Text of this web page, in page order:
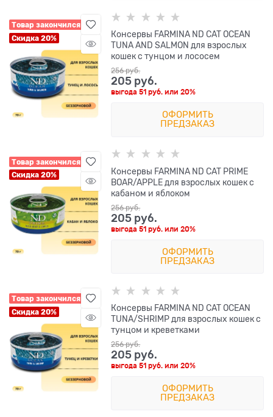
Товар закончился
Скидка 20%
Консервы FARMINA ND CAT OCEAN
TUNA AND SALMON для взрослых
кошек с тунцом и лососем
256 руб.
205 руб.
выгода51 руб. или20%
ОФОРМИТЬ
ПРЕДЗАКАЗ
Товар закончился
Скидка 20%
Консервы FARMINA ND CAT PRIME
BOAR/APPLE для взрослых кошек с
кабаном и яблоком
256 руб.
205 руб.
выгода51 руб. или20%
ОФОРМИТЬ
ПРЕДЗАКАЗ
Товар закончился
Скидка 20%
Консервы FARMINA ND CAT OCEAN
TUNA/SHRIMP для взрослых кошек с
тунцом и креветками
256 руб.
205 руб.
выгода51 руб. или20%
ОФОРМИТЬ
ПРЕДЗАКАЗ